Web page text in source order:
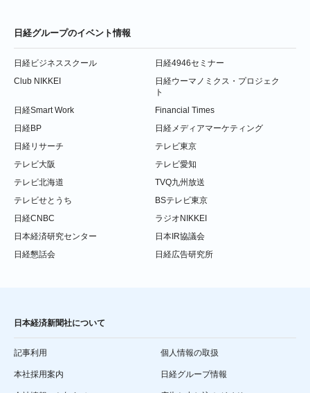
日経グループのイベント情報
日経ビジネススクール
日経4946セミナー
Club NIKKEI
日経ウーマノミクス・プロジェク
ト
日経Smart Work
Financial Times
日経BP
日経メディアマーケティング
日経リサーチ
テレビ東京
テレビ大阪
テレビ愛知
テレビ北海道
TVQ九州放送
テレビせとうち
BSテレビ東京
日経CNBC
ラジオNIKKEI
日本経済研究センター
日本IR協議会
日経懇話会
日経広告研究所
日本経済新聞社について
記事利用 個人情報の取扱
本社採用案内 日経グループ情報